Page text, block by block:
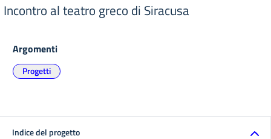
Incontro al teatro greco di Siracusa
Argomenti
Progetti
Indice del progetto